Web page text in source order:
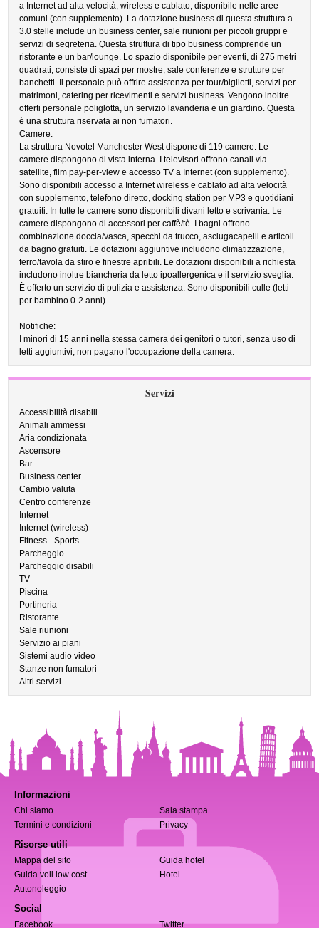
a Internet ad alta velocità, wireless e cablato, disponibile nelle aree
comuni (con supplemento). La dotazione business di questa struttura a
3.0 stelle include un business center, sale riunioni per piccoli gruppi e
servizi di segreteria. Questa struttura di tipo business comprende un
ristorante e un bar/lounge. Lo spazio disponibile per eventi, di 275 metri
quadrati, consiste di spazi per mostre, sale conferenze e strutture per
banchetti. Il personale può offrire assistenza per tour/biglietti, servizi per
matrimoni, catering per ricevimenti e servizi business. Vengono inoltre
offerti personale poliglotta, un servizio lavanderia e un giardino. Questa
è una struttura riservata ai non fumatori.
Camere.
La struttura Novotel Manchester West dispone di 119 camere. Le
camere dispongono di vista interna. I televisori offrono canali via
satellite, film pay-per-view e accesso TV a Internet (con supplemento).
Sono disponibili accesso a Internet wireless e cablato ad alta velocità
con supplemento, telefono diretto, docking station per MP3 e quotidiani
gratuiti. In tutte le camere sono disponibili divani letto e scrivania. Le
camere dispongono di accessori per caffè/tè. I bagni offrono
combinazione doccia/vasca, specchi da trucco, asciugacapelli e articoli
da bagno gratuiti. Le dotazioni aggiuntive includono climatizzazione,
ferro/tavola da stiro e finestre apribili. Le dotazioni disponibili a richiesta
includono inoltre biancheria da letto ipoallergenica e il servizio sveglia.
È offerto un servizio di pulizia e assistenza. Sono disponibili culle (letti
per bambino 0-2 anni).
Notifiche:
I minori di 15 anni nella stessa camera dei genitori o tutori, senza uso di
letti aggiuntivi, non pagano l'occupazione della camera.
Servizi
Accessibilità disabili
Animali ammessi
Aria condizionata
Ascensore
Bar
Business center
Cambio valuta
Centro conferenze
Internet
Internet (wireless)
Fitness - Sports
Parcheggio
Parcheggio disabili
TV
Piscina
Portineria
Ristorante
Sale riunioni
Servizio ai piani
Sistemi audio video
Stanze non fumatori
Altri servizi
Informazioni
Chi siamo
Sala stampa
Termini e condizioni
Privacy
Risorse utili
Mappa del sito
Guida hotel
Guida voli low cost
Hotel
Autonoleggio
Social
Facebook Twitter